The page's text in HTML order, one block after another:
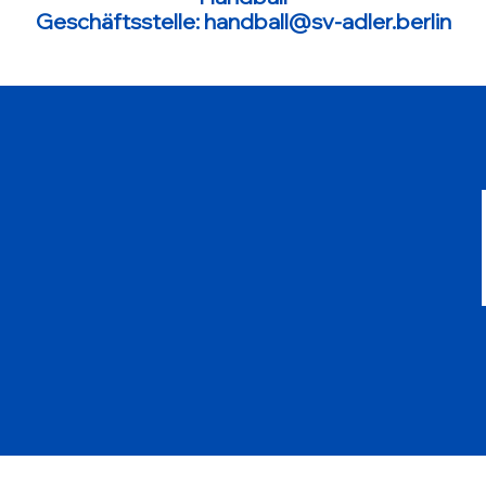
Geschäftsstelle: handball@sv-adler.berlin